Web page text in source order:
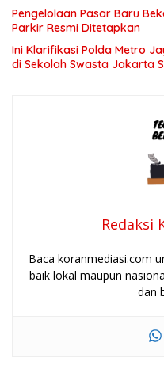
Pengelolaan Pasar Baru Bekasi
Parkir Resmi Ditetapkan
Ini Klarifikasi Polda Metro
di Sekolah Swasta Jakarta
Redaksi
Baca koranmediasi.com
baik lokal maupun
dan